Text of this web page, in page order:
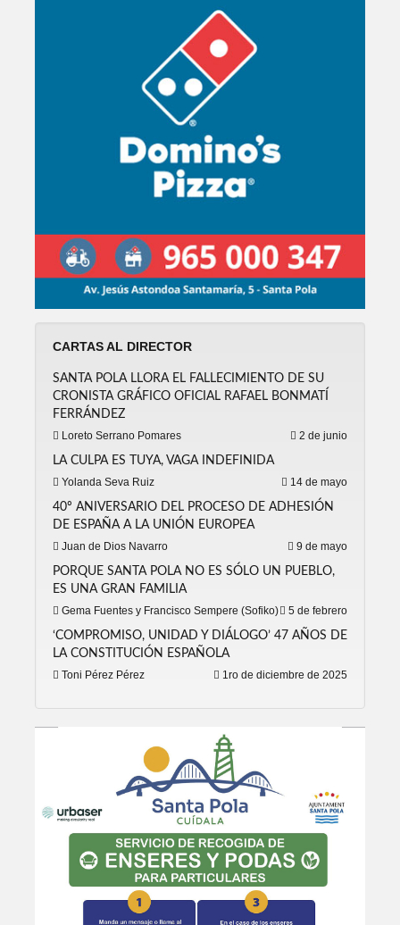
CARTAS AL DIRECTOR
SANTA POLA LLORA EL FALLECIMIENTO DE SU
CRONISTA GRÁFICO OFICIAL RAFAEL BONMATÍ
FERRÁNDEZ
Loreto Serrano Pomares 2 de junio
LA CULPA ES TUYA, VAGA INDEFINIDA
Yolanda Seva Ruiz 14 de mayo
40º ANIVERSARIO DEL PROCESO DE ADHESIÓN
DE ESPAÑA A LA UNIÓN EUROPEA
Juan de Dios Navarro 9 de mayo
PORQUE SANTA POLA NO ES SÓLO UN PUEBLO,
ES UNA GRAN FAMILIA
Gema Fuentes y Francisco Sempere (Sofiko) 5 de febrero
‘COMPROMISO, UNIDAD Y DIÁLOGO’ 47 AÑOS DE
LA CONSTITUCIÓN ESPAÑOLA
Toni Pérez Pérez 1ro de diciembre de 2025